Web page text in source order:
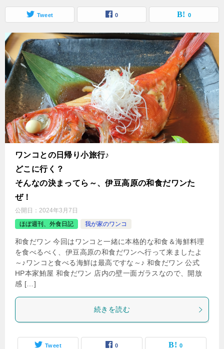
Tweet 0 0
ワンコとの日帰り小旅行♪
どこに行く？
そんなの決まってら～、伊豆高原の和食だワンた
ぜ！
公開日： 2024年3月7日
ほぼ週刊、外食日記
我が家のワンコ
和食だワン 今回はワンコと一緒に本格的な和食＆海鮮料理
を食べるべく、伊豆高原の和食だワンへ行って来ましたよ
～♪ワンコと食べる海鮮は最高ですな～♪ 和食だワン 公式
HP本家鮪屋 和食だワン 店内の壁一面ガラスなので、開放
感 […]
続きを読む
Tweet 0 0